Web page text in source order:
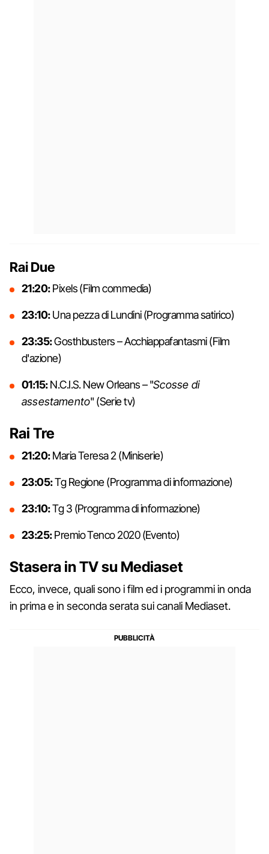
Rai Due
21:20:Pixels (Film commedia)
23:10:Una pezza di Lundini (Programma satirico)
23:35:Gosthbusters – Acchiappafantasmi (Film
d'azione)
01:15:N.C.I.S. New Orleans – "Scosse di
assestamento" (Serie tv)
Rai Tre
21:20:Maria Teresa 2 (Miniserie)
23:05:Tg Regione (Programma di informazione)
23:10:Tg 3 (Programma di informazione)
23:25:Premio Tenco 2020 (Evento)
Stasera in TV su Mediaset
Ecco, invece, quali sono i film ed i programmi in onda
in prima e in seconda serata sui canali Mediaset.